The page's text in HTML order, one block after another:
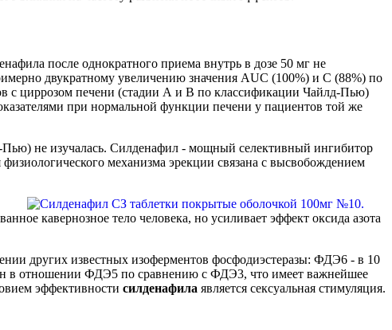
после однократного приема внутрь в дозе 50 мг не
двукратному увеличению значения AUC (100%) и C (88%) по
с циррозом печени (стадии А и В по классификации Чайлд-Пью)
при нормальной функции печени у пациентов той же
не изучалась. Силденафил - мощный селективный ингибитор
механизма эрекции связана с высвобождением
кавернозное тело человека, но усиливает эффект оксида азота
других известных изоферментов фосфодиэстеразы: ФДЭ6 - в 10
в отношении ФДЭ5 по сравнению с ФДЭ3, что имеет важнейшее
эффективности силденафила является сексуальная стимуляция.